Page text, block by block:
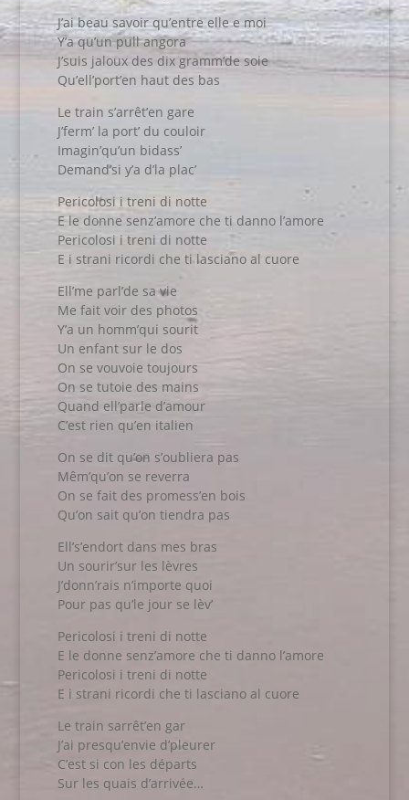
J’ai beau savoir qu’entre elle e moi
Y’a qu’un pull angora
J’suis jaloux des dix gramm’de soie
Qu’ell’port’en haut des bas
Le train s’arrêt’en gare
J’ferm’ la port’ du couloir
Imagin’qu’un bidass’
Demand’si y’a d’la plac’
Pericolosi i treni di notte
E le donne senz’amore che ti danno l’amore
Pericolosi i treni di notte
E i strani ricordi che ti lasciano al cuore
Ell’me parl’de sa vie
Me fait voir des photos
Y’a un homm’qui sourit
Un enfant sur le dos
On se vouvoie toujours
On se tutoie des mains
Quand ell’parle d’amour
C’est rien qu’en italien
On se dit qu’on s’oubliera pas
Mêm’qu’on se reverra
On se fait des promess’en bois
Qu’on sait qu’on tiendra pas
Ell’s’endort dans mes bras
Un sourir’sur les lèvres
J’donn’rais n’importe quoi
Pour pas qu’le jour se lèv’
Pericolosi i treni di notte
E le donne senz’amore che ti danno l’amore
Pericolosi i treni di notte
E i strani ricordi che ti lasciano al cuore
Le train sarrêt’en gar
J’ai presqu’envie d’pleurer
C’est si con les départs
Sur les quais d’arrivée…